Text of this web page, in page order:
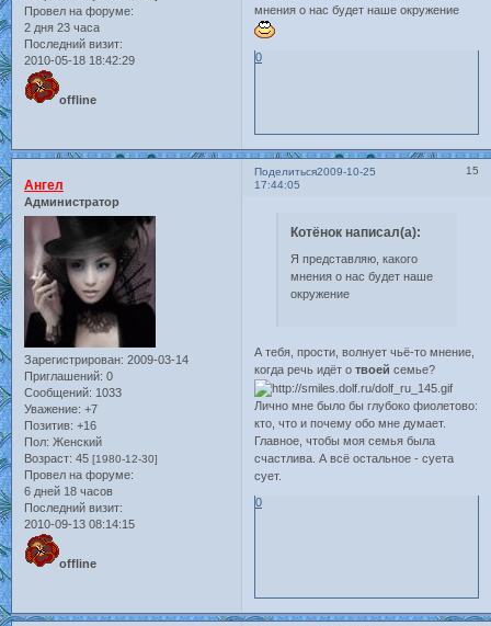
Провел на форуме:
2 дня 23 часа
Последний визит:
2010-05-18 18:42:29
offline
мнения о нас будет наше окружение
0
Поделиться 15
2009-10-25
17:44:05
Ангел
Администратор
Зарегистрирован: 2009-03-14
Приглашений: 0
Сообщений: 1033
Уважение: +7
Позитив: +16
Пол: Женский
Возраст: 45 [1980-12-30]
Провел на форуме:
6 дней 18 часов
Последний визит:
2010-09-13 08:14:15
offline
Котёнок написал(а):
Я представляю, какого
мнения о нас будет наше
окружение
А тебя, прости, волнует чьё-то мнение,
когда речь идёт отвоейсемье?
Лично мне было бы глубоко фиолетово:
кто, что и почему обо мне думает.
Главное, чтобы моя семья была
счастлива. А всё остальное - суета
сует.
0